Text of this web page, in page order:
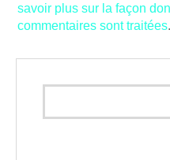
savoir plus sur la façon
commentaires sont traitées.